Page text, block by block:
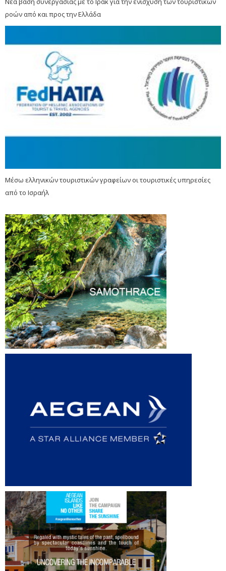
ροών από και προς την Ελλάδα
Μέσω ελληνικών τουριστικών γραφείων οι τουριστικές υπηρεσίες
από το Ισραήλ